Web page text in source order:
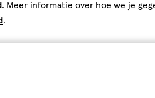
. Meer informatie over hoe we je
.